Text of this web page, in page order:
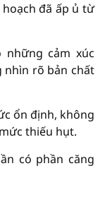
đã ấp ủ từ
những cảm xúc
nhìn rõ bản chất
ổn định, không
thiếu hụt.
có phần căng